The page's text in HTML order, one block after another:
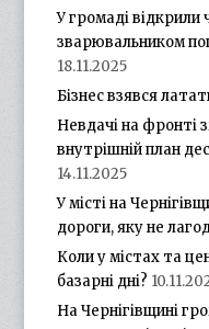
У громаді
зварювальником
18.11.2025
Бізнес взявся
Невдачі на фронті
внутрішній план
14.11.2025
У місті на
дороги, яку не
Коли у містах та
базарні дні?
На Чернігівщині